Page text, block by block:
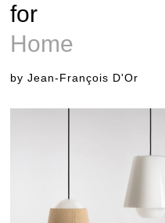
WORKS
CLIENTS
CONTACT
for
Home
by Jean-François D'Or